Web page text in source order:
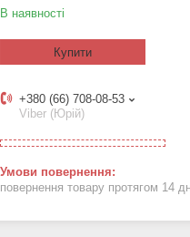
В наявності
Купити
+380 (66) 708-08-53
Viber (Юрій)
повернення товару протягом 14